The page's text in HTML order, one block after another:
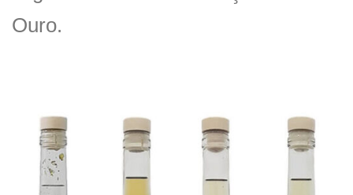
Ouro.